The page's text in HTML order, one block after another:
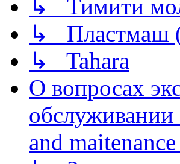
↳ Тимити
↳
↳ Tahara
О вопросах
and